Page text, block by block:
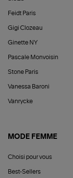
Feidt Paris
Gigi Clozeau
Ginette NY
Pascale Monvoisin
Stone Paris
Vanessa Baroni
Vanrycke
MODE FEMME
Choisi pour vous
Best-Sellers